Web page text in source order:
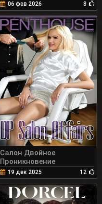
06 фев 2026 8
Салон Двойное
Проникновение
19 дек 2025 12